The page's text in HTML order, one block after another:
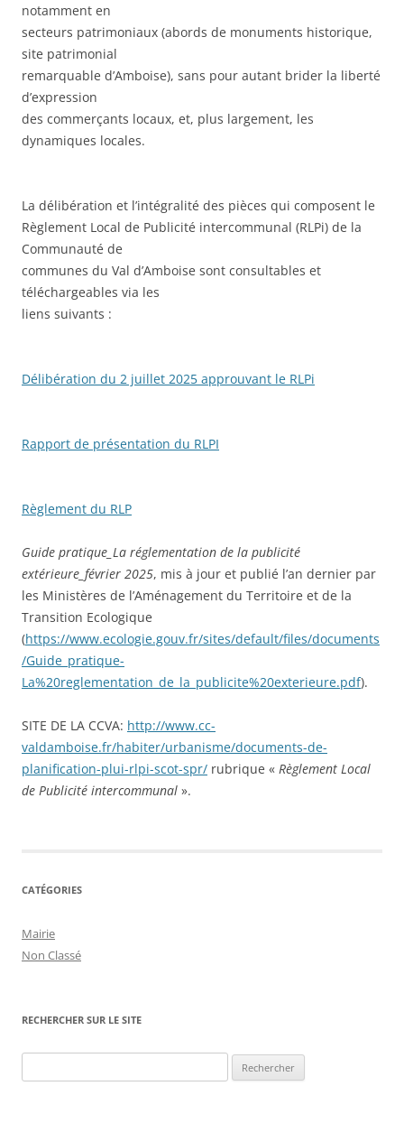
notamment en
secteurs patrimoniaux (abords de monuments historique,
site patrimonial
remarquable d’Amboise), sans pour autant brider la liberté
d’expression
des commerçants locaux, et, plus largement, les
dynamiques locales.
La délibération et l’intégralité des pièces qui composent le
Règlement Local de Publicité intercommunal (RLPi) de la
Communauté de
communes du Val d’Amboise sont consultables et
téléchargeables via les
liens suivants :
Délibération du 2 juillet 2025 approuvant le RLPi
Rapport de présentation du RLPI
Règlement du RLP
Guide pratique_La réglementation de la publicité
extérieure_février 2025, mis à jour et publié l’an dernier par
les Ministères de l’Aménagement du Territoire et de la
Transition Ecologique
(https://www.ecologie.gouv.fr/sites/default/files/documents
/Guide_pratique-
La%20reglementation_de_la_publicite%20exterieure.pdf).
SITE DE LA CCVA: http://www.cc-
valdamboise.fr/habiter/urbanisme/documents-de-
planification-plui-rlpi-scot-spr/ rubrique « Règlement Local
de Publicité intercommunal ».
CATÉGORIES
Mairie
Non Classé
RECHERCHER SUR LE SITE